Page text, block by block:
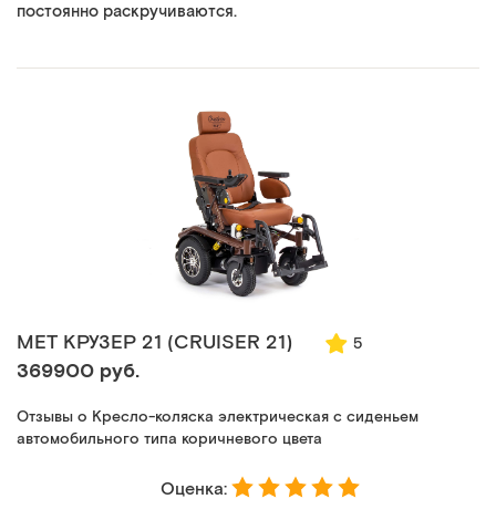
постоянно раскручиваются.
MET КРУЗЕР 21 (CRUISER 21) 5
369900 руб.
Отзывы о Кресло-коляска электрическая с сиденьем
автомобильного типа коричневого цвета
Оценка: